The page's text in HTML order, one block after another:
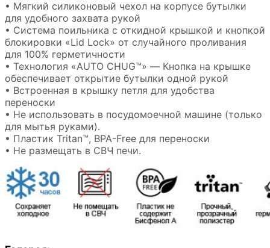
• Мягкий силиконовый чехол на корпусе бутылки
для удобного захвата рукой
• Система поильника с откидной крышкой и кнопкой
блокировки «Lid Lock» от случайного проливания
для 100% герметичности
• Технология «AUTO CHUG™» — Кнопка на крышке
обеспечивает открытие бутылки одной рукой
• Встроенная в крышку петля для удобства
переноски
• Не использовать в посудомоечной машине (только
для мытья руками).
• Пластик Tritan™, BPA-Free для переноски
• Не размещать в СВЧ печи.